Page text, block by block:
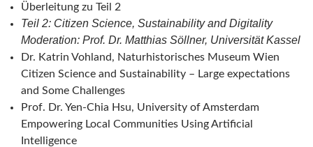
Überleitung zu Teil 2
Teil 2: Citizen Science, Sustainability and Digitality
Moderation: Prof. Dr. Matthias Söllner, Universität Kassel
Dr. Katrin Vohland, Naturhistorisches Museum Wien
Citizen Science and Sustainability – Large expectations
and Some Challenges
Prof. Dr. Yen-Chia Hsu, University of Amsterdam
Empowering Local Communities Using Artificial
Intelligence